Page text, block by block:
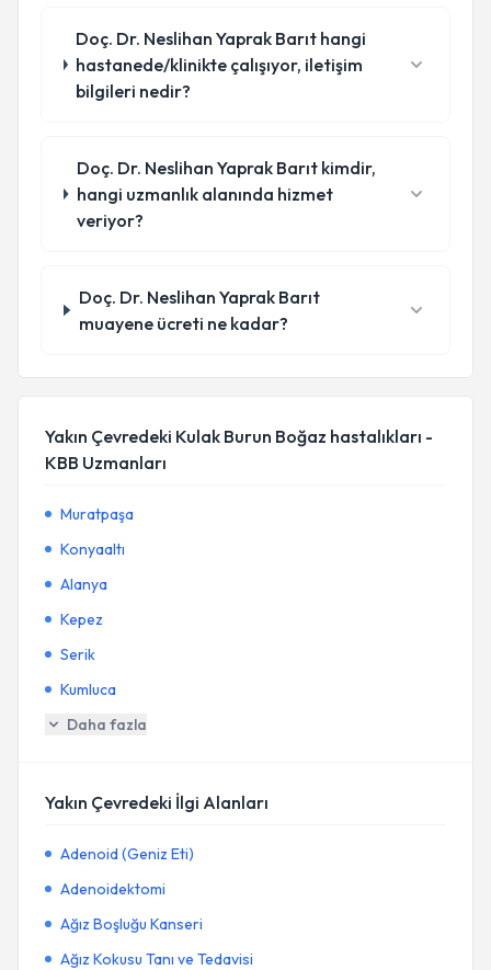
Doç. Dr. Neslihan Yaprak Barıt hangi
hastanede/klinikte çalışıyor, iletişim
bilgileri nedir?
Doç. Dr. Neslihan Yaprak Barıt kimdir,
hangi uzmanlık alanında hizmet
veriyor?
Doç. Dr. Neslihan Yaprak Barıt
muayene ücreti ne kadar?
Yakın Çevredeki Kulak Burun Boğaz hastalıkları -
KBB Uzmanları
Muratpaşa
Konyaaltı
Alanya
Kepez
Serik
Kumluca
Daha fazla
Yakın Çevredeki İlgi Alanları
Adenoid (Geniz Eti)
Adenoidektomi
Ağız Boşluğu Kanseri
Ağız Kokusu Tanı ve Tedavisi